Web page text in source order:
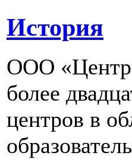
История
ООО «Центр
более
центров в